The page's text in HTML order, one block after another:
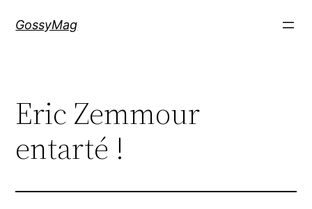
GossyMag
Eric Zemmour
entarté !